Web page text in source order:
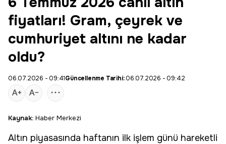
fiyatları! Gram, çeyrek ve
cumhuriyet altını ne kadar
oldu?
06.07.2026 - 09:41Güncellenme Tarihi:06.07.2026 - 09:42
Kaynak: Haber Merkezi
Altın piyasasında haftanın ilk işlem günü hareketli